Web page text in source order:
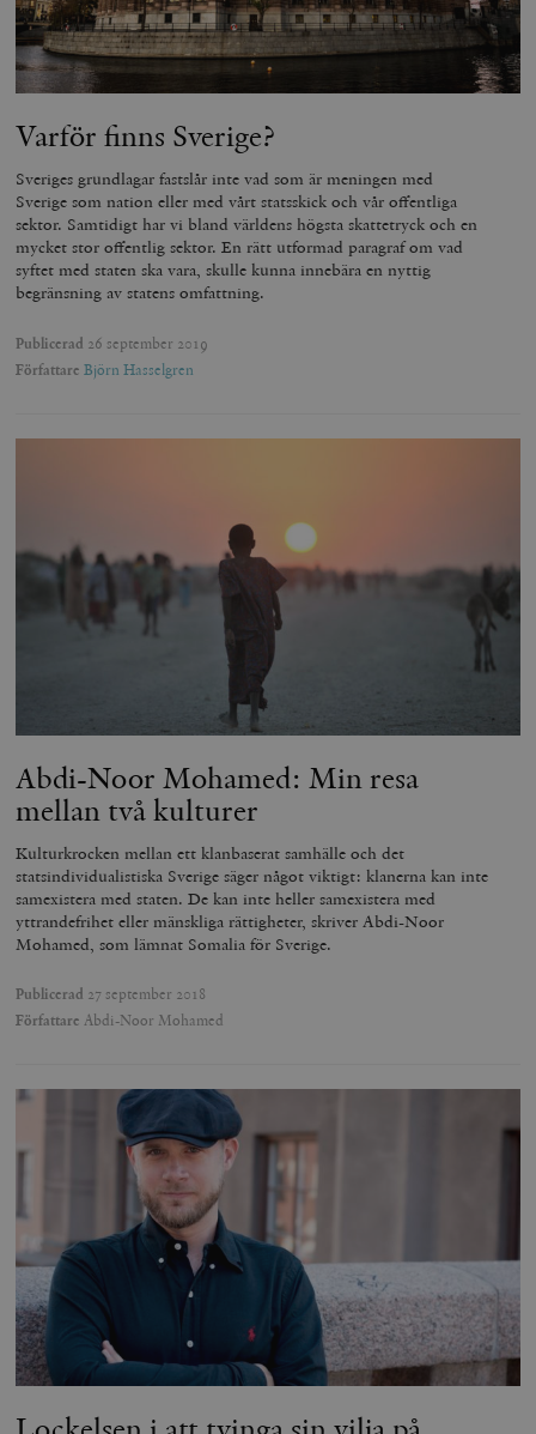
Varför finns Sverige?
Sveriges grundlagar fastslår inte vad som är meningen med
Sverige som nation eller med vårt statsskick och vår offentliga
sektor. Samtidigt har vi bland världens högsta skattetryck och en
mycket stor offentlig sektor. En rätt utformad paragraf om vad
syftet med staten ska vara, skulle kunna innebära en nyttig
begränsning av statens omfattning.
Publicerad 26 september 2019
Författare Björn Hasselgren
Abdi-Noor Mohamed: Min resa
mellan två kulturer
Kulturkrocken mellan ett klanbaserat samhälle och det
statsindividualistiska Sverige säger något viktigt: klanerna kan inte
samexistera med staten. De kan inte heller samexistera med
yttrandefrihet eller mänskliga rättigheter, skriver Abdi-Noor
Mohamed, som lämnat Somalia för Sverige.
Publicerad 27 september 2018
Författare Abdi-Noor Mohamed